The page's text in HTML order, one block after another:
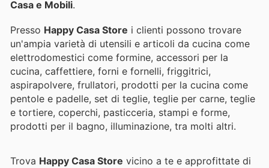
Casa e Mobili.
Presso Happy Casa Store i clienti possono trovare
un'ampia varietà di utensili e articoli da cucina come
elettrodomestici come formine, accessori per la
cucina, caffettiere, forni e fornelli, friggitrici,
aspirapolvere, frullatori, prodotti per la cucina come
pentole e padelle, set di teglie, teglie per carne, teglie
e tortiere, coperchi, pasticceria, stampi e forme,
prodotti per il bagno, illuminazione, tra molti altri.
Trova Happy Casa Store vicino a te e approfittate di